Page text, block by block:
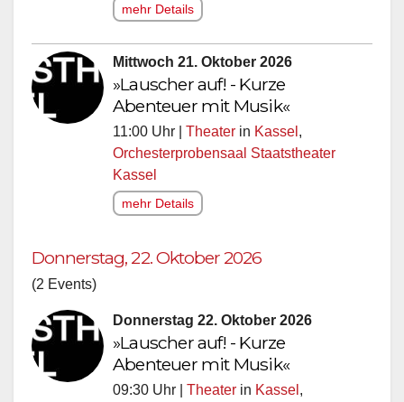
mehr Details
Mittwoch 21. Oktober 2026
»Lauscher auf! - Kurze
Abenteuer mit Musik«
11:00 Uhr | Theater in Kassel ,
Orchesterprobensaal Staatstheater
Kassel
mehr Details
Donnerstag, 22. Oktober 2026
(2 Events)
Donnerstag 22. Oktober 2026
»Lauscher auf! - Kurze
Abenteuer mit Musik«
09:30 Uhr | Theater in Kassel ,